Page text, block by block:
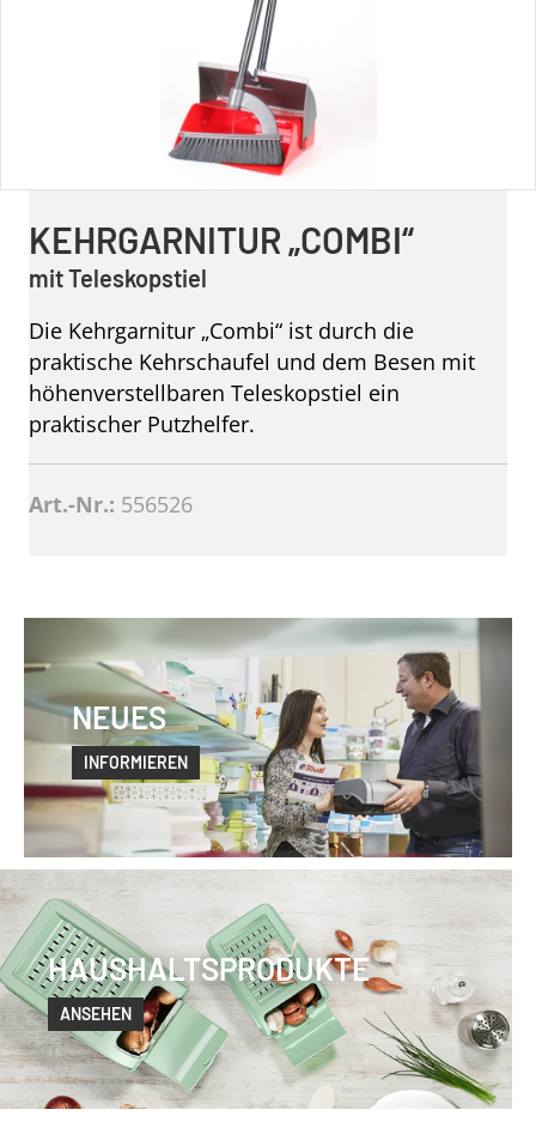
KEHRGARNITUR „COMBI“
mit Teleskopstiel
Die Kehrgarnitur „Combi“ ist durch die
praktische Kehrschaufel und dem Besen mit
höhenverstellbaren Teleskopstiel ein
praktischer Putzhelfer.
Art.-Nr.: 556526
NEUES
INFORMIEREN
HAUSHALTSPRODUKTE
ANSEHEN